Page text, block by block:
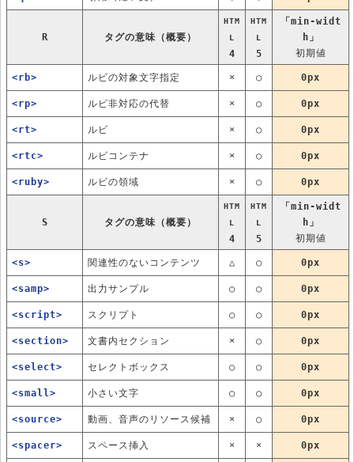
R タグの意味（概要）
HTM
L
4
HTM
L
5
「min-widt
h」
初期値
<rb> ルビの対象文字指定 × ○ 0px
<rp> ルビ非対応の代替 × ○ 0px
<rt> ルビ × ○ 0px
<rtc> ルビコンテナ × ○ 0px
<ruby> ルビの領域 × ○ 0px
S タグの意味（概要）
HTM
L
4
HTM
L
5
「min-widt
h」
初期値
<s> 関連性のないコンテンツ △ ○ 0px
<samp> 出力サンプル ○ ○ 0px
<script> スクリプト ○ ○ 0px
<section> 文書内セクション × ○ 0px
<select> セレクトボックス ○ ○ 0px
<small> 小さい文字 ○ ○ 0px
<source> 動画、音声のリソース候補 × ○ 0px
<spacer> スペース挿入 × × 0px